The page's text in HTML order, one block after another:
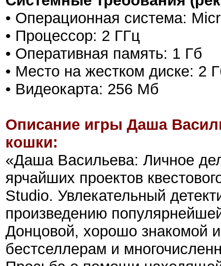
• Операционная система:
• Процессор: 2 ГГц
• Оперативная память: 1 Гб
• Место на жестком диске: 2
• Видеокарта: 256 Мб
Описание игры Даша
кошки:
«Даша Васильева: Личное
ярчайших проектов
Studio. Увлекательный
произведению
Донцовой, хорошо знакомой
бестселлерам и